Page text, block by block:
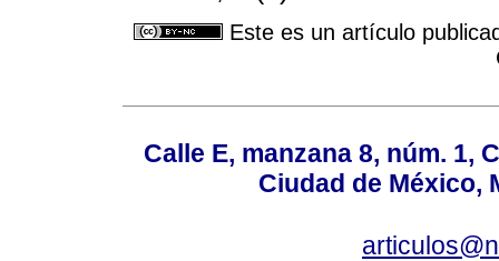
Este es un artículo
Calle E, manzana 8, núm. 1,
Ciudad de México,